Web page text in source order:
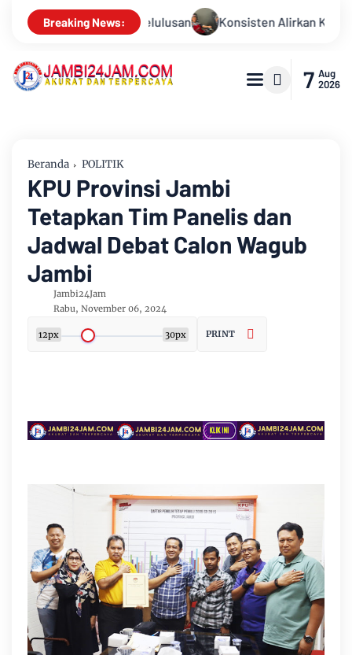
Breaking News:
Alirkan Kepedulian, Sinsen Gelar Donor Darah ke-23 dalam
7 Aug
2026
Beranda POLITIK
KPU Provinsi Jambi
Tetapkan Tim Panelis dan
Jadwal Debat Calon Wagub
Jambi
Jambi24Jam
Rabu, November 06, 2024
12px 30px PRINT